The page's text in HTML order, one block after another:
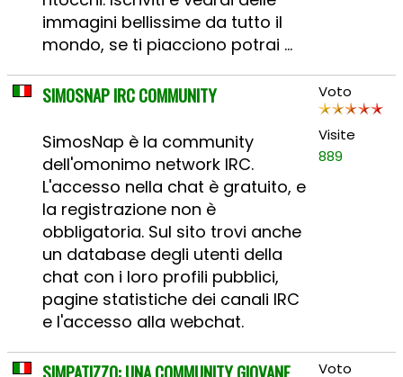
immagini bellissime da tutto il
mondo, se ti piacciono potrai ...
SIMOSNAP IRC COMMUNITY
SimosNap è la community
dell'omonimo network IRC.
L'accesso nella chat è gratuito, e
la registrazione non è
obbligatoria. Sul sito trovi anche
un database degli utenti della
chat con i loro profili pubblici,
pagine statistiche dei canali IRC
e l'accesso alla webchat.
Voto
Visite
889
SIMPATIZZO: UNA COMMUNITY GIOVANE
Voto